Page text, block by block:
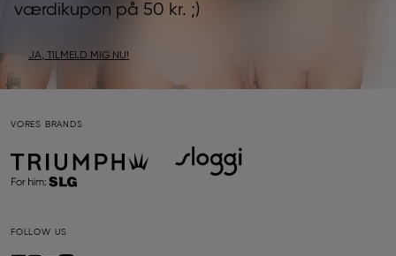
værdikupon på 50 kr. ;)
JA, TILMELD MIG NU!
VORES BRANDS
FOLLOW US